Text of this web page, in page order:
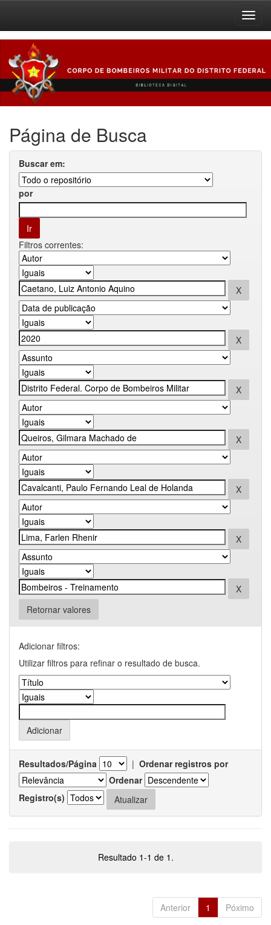
navigation
Página de Busca
Buscar em:
por
Filtros correntes:
Retornar valores
Adicionar filtros:
Utilizar filtros para refinar o resultado de busca.
Resultados/Página | Ordenar registros por
Ordenar
Registro(s)
Resultado 1-1 de 1.
Anterior 1 Póximo